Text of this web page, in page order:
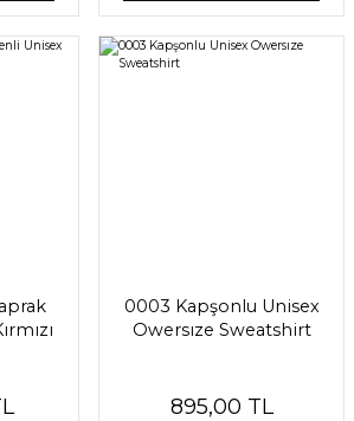
0003 Kapşonlu Unisex
Owersıze Sweatshirt
895,00 TL